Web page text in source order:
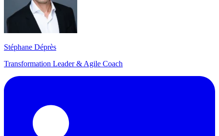
Stéphane Déprès
Transformation Leader & Agile Coach